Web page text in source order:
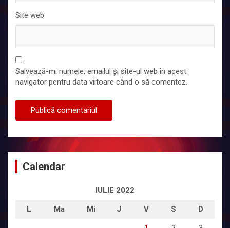
Site web
Salvează-mi numele, emailul și site-ul web în acest
navigator pentru data viitoare când o să comentez.
Calendar
IULIE 2022
L Ma Mi J V S D